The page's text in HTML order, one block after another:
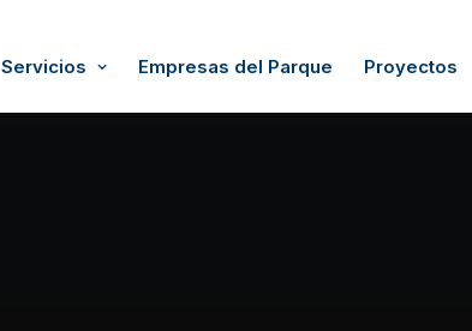
Servicios Empresas del Parque Proyectos